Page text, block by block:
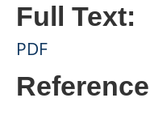
Full Text:
PDF